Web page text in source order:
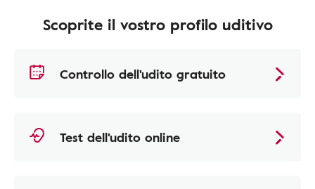
Scoprite il vostro profilo uditivo
Controllo dell'udito gratuito
Test dell'udito online